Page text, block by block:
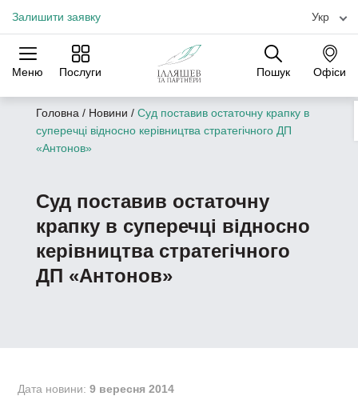
Залишити заявку Укр
Меню Послуги Пошук Офіси
Практики Галузі
Офіси
Головна / Новини / Суд поставив остаточну крапку в
суперечці відносно керівництва стратегічного ДП
«Антонов»
Суд поставив остаточну
крапку в суперечці відносно
керівництва стратегічного
ДП «Антонов»
Дата новини:9 вересня 2014